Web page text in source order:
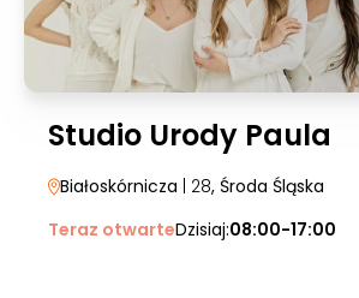
Studio Urody Paula
Białoskórnicza | 28, Środa Śląska
Teraz otwarteDzisiaj:08:00-17:00